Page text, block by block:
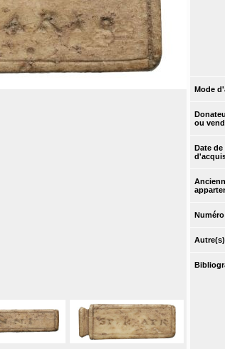
Mode
ou
Date